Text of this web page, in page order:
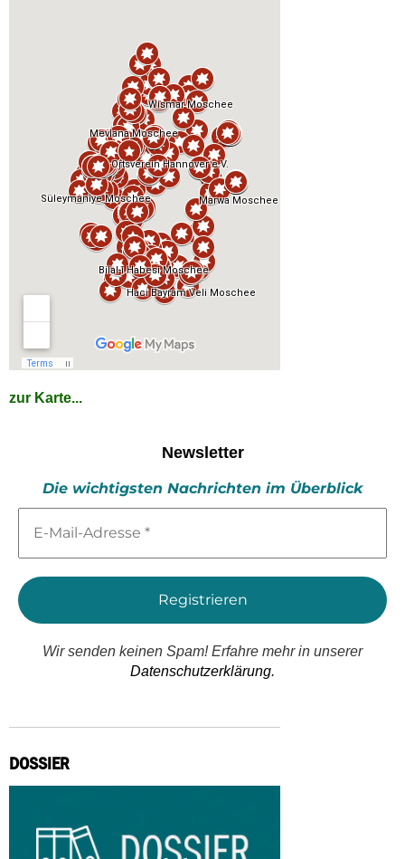
zur Karte...
Newsletter
Die wichtigsten Nachrichten im Überblick
Mail-
*
Wir senden keinen Spam! Erfahre mehr in unserer
Datenschutzerklärung.
DOSSIER